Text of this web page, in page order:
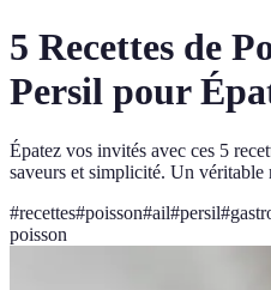
5 Recettes de
Persil pour
Épatez vos invités avec ces 5
saveurs et simplicité. Un véritable
#recettes#poisson#ail#persil#
poisson